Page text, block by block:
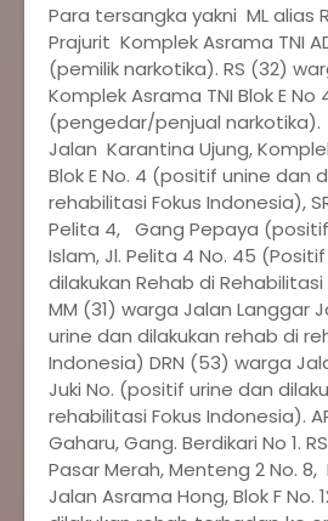
Para tersangka yakni ML alias
Prajurit Komplek Asrama TNI
(pemilik narkotika). RS (32)
Komplek Asrama TNI Blok E No
(pengedar/penjual narkotika).
Jalan Karantina Ujung,
Blok E No. 4 (positif unine dan
rehabilitasi Fokus Indonesia),
Pelita 4, Gang Pepaya
Islam, Jl. Pelita 4 No. 45
dilakukan Rehab di
MM (31) warga Jalan Langgar
urine dan dilakukan rehab di
Indonesia) DRN (53) warga
Juki No. (positif urine dan
rehabilitasi Fokus Indonesia).
Gaharu, Gang. Berdikari No 1.
Pasar Merah, Menteng 2 No. 8,
Jalan Asrama Hong, Blok F No.